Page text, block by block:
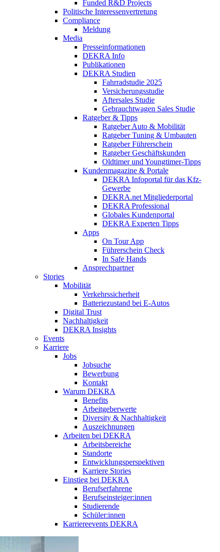
Funded R&D Projects
Politische Interessenvertretung
Compliance
Meldung
Media
Presseinformationen
DEKRA Info
Publikationen
DEKRA Studien
Fahrradstudie 2025
Versicherungsstudie
Aftersales Studie
Gebrauchtwagen Sales Studie
Ratgeber & Tipps
Ratgeber Auto & Mobilität
Ratgeber Tuning & Umbauten
Ratgeber Führerschein
Ratgeber Geschäftskunden
Oldtimer und Youngtimer-Tipps
Kundenmagazine & Portale
DEKRA Infoportal für das Kfz-
Gewerbe
DEKRA.net Mitgliederportal
DEKRA Professional
Globales Kundenportal
DEKRA Experten Tipps
Apps
On Tour App
Führerschein Check
In Safe Hands
Ansprechpartner
Stories
Mobilität
Verkehrssicherheit
Batteriezustand bei E-Autos
Digital Trust
Nachhaltigkeit
DEKRA Insights
Events
Karriere
Jobs
Jobsuche
Bewerbung
Kontakt
Warum DEKRA
Benefits
Arbeitgeberwerte
Diversity & Nachhaltigkeit
Auszeichnungen
Arbeiten bei DEKRA
Arbeitsbereiche
Standorte
Entwicklungsperspektiven
Karriere Stories
Einstieg bei DEKRA
Berufserfahrene
Berufseinsteiger:innen
Studierende
Schüler:innen
Karriereevents DEKRA